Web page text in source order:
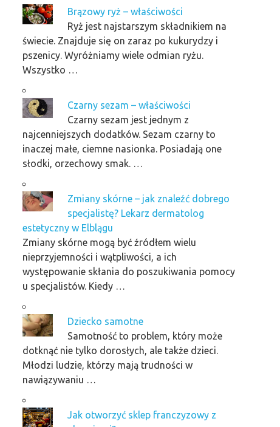
Brązowy ryż – właściwości
Ryż jest najstarszym składnikiem na
świecie. Znajduje się on zaraz po kukurydzy i
pszenicy. Wyróżniamy wiele odmian ryżu.
Wszystko …
Czarny sezam – właściwości
Czarny sezam jest jednym z
najcenniejszych dodatków. Sezam czarny to
inaczej małe, ciemne nasionka. Posiadają one
słodki, orzechowy smak. …
Zmiany skórne – jak znaleźć dobrego
specjalistę? Lekarz dermatolog
estetyczny w Elblągu
Zmiany skórne mogą być źródłem wielu
nieprzyjemności i wątpliwości, a ich
występowanie skłania do poszukiwania pomocy
u specjalistów. Kiedy …
Dziecko samotne
Samotność to problem, który może
dotknąć nie tylko dorosłych, ale także dzieci.
Młodzi ludzie, którzy mają trudności w
nawiązywaniu …
Jak otworzyć sklep franczyzowy z